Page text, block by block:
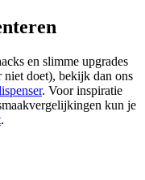
en slimme upgrades
niet doet), bekijk dan ons
. Voor inspiratie
kun je
.